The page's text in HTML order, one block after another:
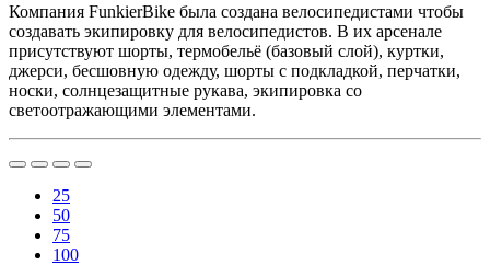
Компания FunkierBike была создана велосипедистами чтобы
создавать экипировку для велосипедистов. В их арсенале
присутствуют шорты, термобельё (базовый слой), куртки,
джерси, бесшовную одежду, шорты с подкладкой, перчатки,
носки, солнцезащитные рукава, экипировка со
светоотражающими элементами.
25
50
75
100